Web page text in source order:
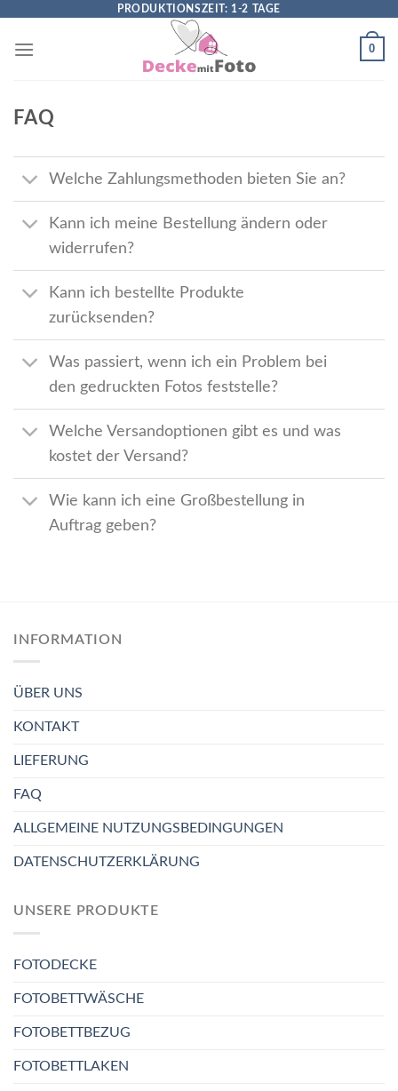
content
PRODUKTIONSZEIT: 1-2 TAGE
0
FAQ
Welche Zahlungsmethoden bieten Sie an?
Kann ich meine Bestellung ändern oder
widerrufen?
Kann ich bestellte Produkte
zurücksenden?
Was passiert, wenn ich ein Problem bei
den gedruckten Fotos feststelle?
Welche Versandoptionen gibt es und was
kostet der Versand?
Wie kann ich eine Großbestellung in
Auftrag geben?
INFORMATION
ÜBER UNS
KONTAKT
LIEFERUNG
FAQ
ALLGEMEINE NUTZUNGSBEDINGUNGEN
DATENSCHUTZERKLÄRUNG
UNSERE PRODUKTE
FOTODECKE
FOTOBETTWÄSCHE
FOTOBETTBEZUG
FOTOBETTLAKEN